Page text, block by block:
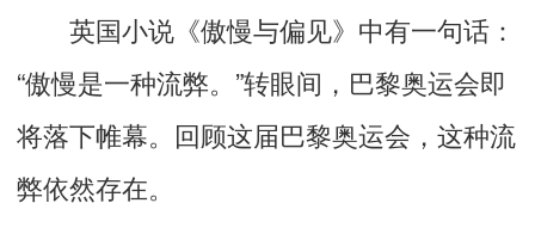
英国小说《傲慢与偏见》中有一句话：
“傲慢是一种流弊。”转眼间，巴黎奥运会即
将落下帷幕。回顾这届巴黎奥运会，这种流
弊依然存在。